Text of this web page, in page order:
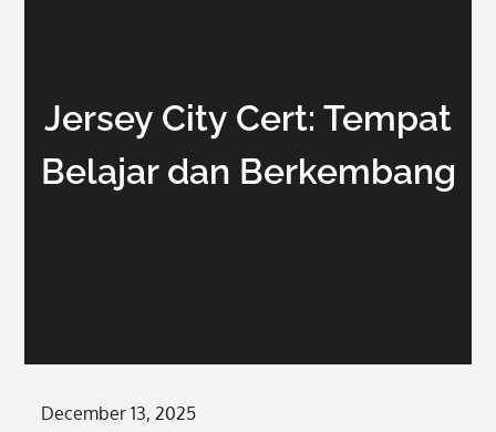
Jersey City Cert: Tempat
Belajar dan Berkembang
Posted
December 13, 2025